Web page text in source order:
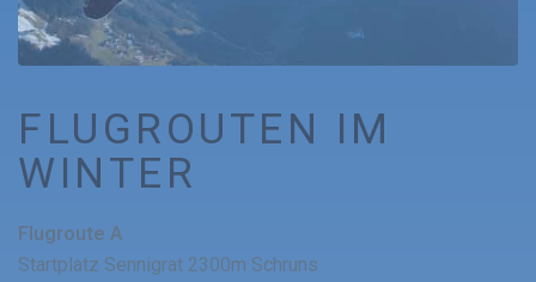
FLUGROUTEN IM
WINTER
Flugroute A
Startplatz Sennigrat 2300m Schruns